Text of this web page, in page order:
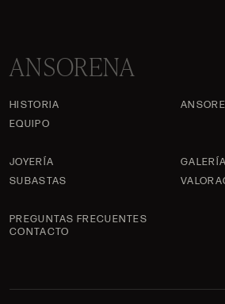
ANSORENA
HISTORIA
EQUIPO
JOYERÍA
GALERÍA
SUBASTAS
PREGUNTAS FRECUENTES
CONTACTO